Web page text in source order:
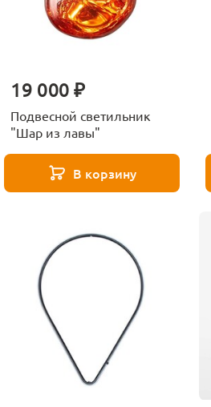
19 000 ₽
Подвесной светильник
"Шар из лавы"
В корзину